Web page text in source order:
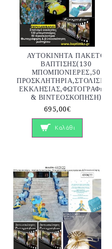
ΑΥΤΟΚΙΝΗΤΑ ΠΑΚΕΤΟ
ΒΑΠΤΙΣΗΣ(130
ΜΠΟΜΠΟΝΙΕΡΕΣ,50
ΠΡΟΣΚΛΗΤΗΡΙΑ,ΣΤΟΛΙΣΜΟΣ
ΕΚΚΛΗΣΙΑΣ,ΦΩΤΟΓΡΑΦηΣΗ
& ΒΙΝΤΕΟΣΚΟΠΗΣΗ)
695,00€
Καλάθι